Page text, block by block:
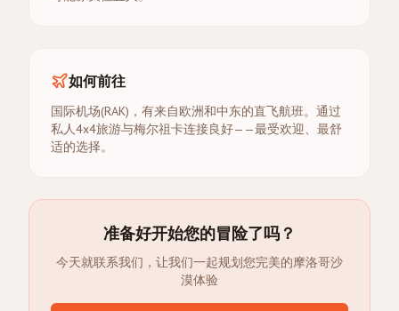
如何前往
国际机场(RAK)，有来自欧洲和中东的直飞航班。通过
私人4x4旅游与梅尔祖卡连接良好——最受欢迎、最舒
适的选择。
准备好开始您的冒险了吗？
今天就联系我们，让我们一起规划您完美的摩洛哥沙
漠体验